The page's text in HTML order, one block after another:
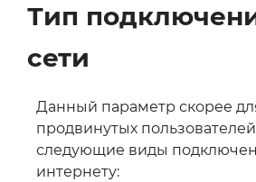
Тип
сети
Данный параметр скорее
продвинутых
следующие виды
интернету: